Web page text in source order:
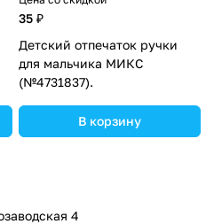
35 ₽
Детский отпечаток ручки
для мальчика МИКС
(№4731837).
В корзину
4